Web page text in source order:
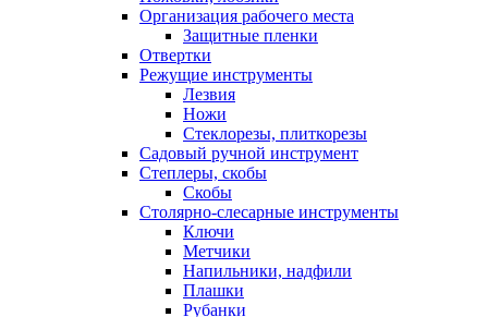
Организация рабочего места
Защитные пленки
Отвертки
Режущие инструменты
Лезвия
Ножи
Стеклорезы, плиткорезы
Садовый ручной инструмент
Степлеры, скобы
Скобы
Столярно-слесарные инструменты
Ключи
Метчики
Напильники, надфили
Плашки
Рубанки